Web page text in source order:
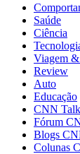
Saúde
Ciência
Viagem
Review
Auto
Educação
CNN
Fórum
Blogs
Colunas